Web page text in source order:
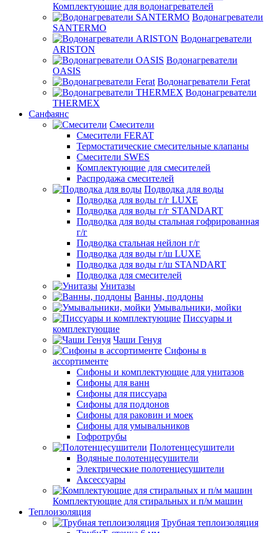
Комплектующие для водонагревателей
Водонагреватели
SANTERMO
Водонагреватели
ARISTON
Водонагреватели
OASIS
Водонагреватели Ferat
Водонагреватели
THERMEX
Санфаянс
Смесители
Смесители FERAT
Термостатические смесительные клапаны
Смесители SWES
Комплектующие для смесителей
Распродажа смесителей
Подводка для воды
Подводка для воды г/г LUXE
Подводка для воды г/г STANDART
Подводка для воды стальная гофрированная
г/г
Подводка стальная нейлон г/г
Подводка для воды г/ш LUXE
Подводка для воды г/ш STANDART
Подводка для смесителей
Унитазы
Ванны, поддоны
Умывальники, мойки
Писсуары и
комплектующие
Чаши Генуя
Сифоны в
ассортименте
Сифоны и комплектующие для унитазов
Сифоны для ванн
Сифоны для писсуара
Сифоны для поддонов
Сифоны для раковин и моек
Сифоны для умывальников
Гофротрубы
Полотенцесушители
Водяные полотенцесушители
Электрические полотенцесушители
Аксессуары
Комплектующие для стиральных и п/м машин
Теплоизоляция
Трубная теплоизоляция